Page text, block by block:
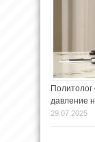
Политолог
давление
29.07.2025